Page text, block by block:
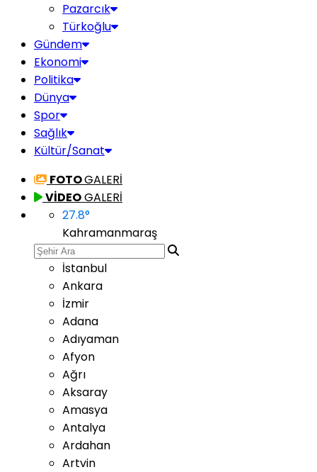
Pazarcık
Türkoğlu
Gündem
Ekonomi
Politika
Dünya
Spor
Sağlık
Kültür/Sanat
FOTOGALERİ
VİDEOGALERİ
27.8°
Kahramanmaraş
İstanbul
Ankara
İzmir
Adana
Adıyaman
Afyon
Ağrı
Aksaray
Amasya
Antalya
Ardahan
Artvin